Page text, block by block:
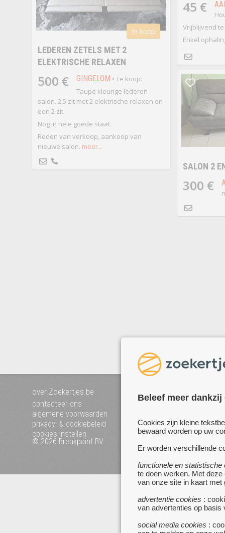
Beleef meer
Cookies zijn kleine
bewaard worden op uw
Er worden verschillende
functionele en statistische
te doen werken. Met
van onze site in kaart met
advertentie cookies :
van advertenties op basis
social media cookies :
45 €
Vrijblijvend
Enkel
te koop
LEDEREN ZETELS MET 2
ELEKTRISCHE RELAXEN
500 € GINGELOM • Te koop:
Taupe kleurige lederen
salon. 2,5 zit met 2 elektrische relaxen en
een 2 zit.
Nog in hele goede staat.
Reden van verkoop, aankoop van
nieuwe salon. meer...
SALON 2
300 €
over Zoekertjes.be
contacteer ons
algemene voorwaarden
privacy- & cookiebeleid
cookies instellen
voeg uw zoekertje toe
mijn zoekertjes
© 2026 Breakpoint BV
websites :
www.startpagina.be
www.koken.be